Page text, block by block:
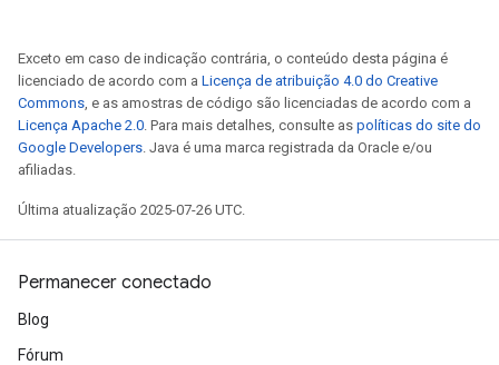
Exceto em caso de indicação contrária, o conteúdo desta página é
licenciado de acordo com a Licença de atribuição 4.0 do Creative
Commons, e as amostras de código são licenciadas de acordo com a
Licença Apache 2.0. Para mais detalhes, consulte as políticas do site do
Google Developers. Java é uma marca registrada da Oracle e/ou
afiliadas.
Última atualização 2025-07-26 UTC.
Permanecer conectado
Blog
Fórum